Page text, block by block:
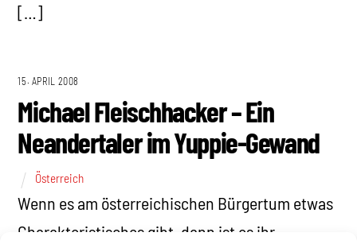
[…]
15. APRIL 2008
Michael Fleischhacker – Ein
Neandertaler im Yuppie-Gewand
Österreich
Wenn es am österreichischen Bürgertum etwas
Charakteristisches gibt, dann ist es ihr